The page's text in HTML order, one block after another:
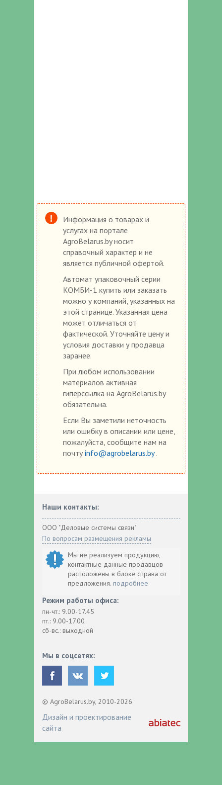
Информация о товарах и
услугах на портале
AgroBelarus.by носит
справочный характер и не
является публичной офертой.
Автомат упаковочный серии
КОМБИ-1 купить или заказать
можно у компаний, указанных на
этой странице. Указанная цена
может отличаться от
фактической. Уточняйте цену и
условия доставки у продавца
заранее.
При любом использовании
материалов активная
гиперссылка на AgroBelarus.by
обязательна.
Если Вы заметили неточность
или ошибку в описании или цене,
пожалуйста, сообщите нам на
почту info@agrobelarus.by.
Наши контакты:
ООО "Деловые системы связи"
По вопросам размещения рекламы
Мы не реализуем продукцию,
контактные данные продавцов
расположены в блоке справа от
предложения. подробнее
Режим работы офиса:
пн-чт.: 9.00-17.45
пт.: 9.00-17.00
сб-вс.: выходной
Мы в соцсетях:
© AgroBelarus.by, 2010-2026
Дизайн и проектирование
сайта